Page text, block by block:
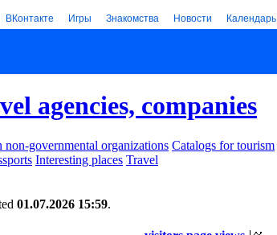
ВКонтакте Игры Знакомства Новости Календарь
agencies, companies
non-governmental organizations Catalogs for tourism
Interesting places Travel
01.07.2026 15:59.